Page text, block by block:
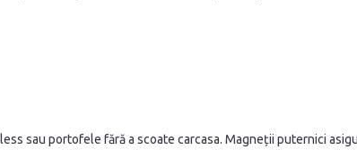
sau portofele fără a scoate carcasa. Magneții puternici